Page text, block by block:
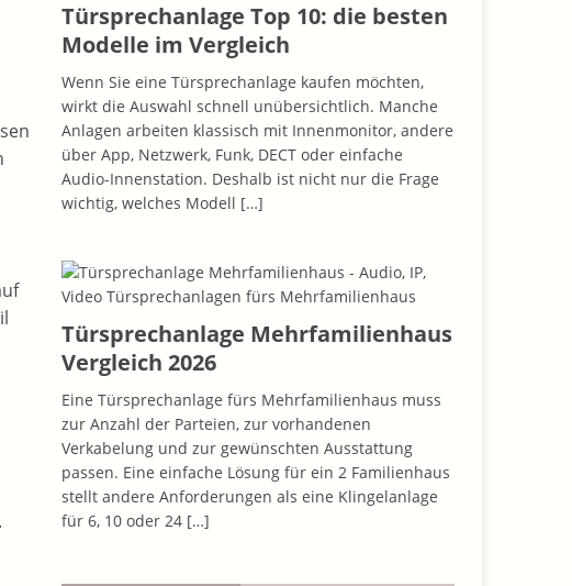
Türsprechanlage Top 10: die besten
Modelle im Vergleich
Wenn Sie eine Türsprechanlage kaufen möchten,
wirkt die Auswahl schnell unübersichtlich. Manche
Anlagen arbeiten klassisch mit Innenmonitor, andere
über App, Netzwerk, Funk, DECT oder einfache
Audio-Innenstation. Deshalb ist nicht nur die Frage
wichtig, welches Modell […]
Türsprechanlage Mehrfamilienhaus
Vergleich 2026
Eine Türsprechanlage fürs Mehrfamilienhaus muss
zur Anzahl der Parteien, zur vorhandenen
Verkabelung und zur gewünschten Ausstattung
passen. Eine einfache Lösung für ein 2 Familienhaus
stellt andere Anforderungen als eine Klingelanlage
für 6, 10 oder 24 […]